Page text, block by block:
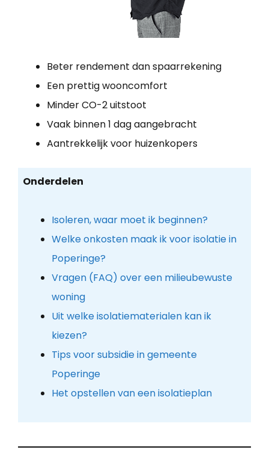
Beter rendement dan spaarrekening
Een prettig wooncomfort
Minder CO-2 uitstoot
Vaak binnen 1 dag aangebracht
Aantrekkelijk voor huizenkopers
Onderdelen
Isoleren, waar moet ik beginnen?
Welke onkosten maak ik voor isolatie in
Poperinge?
Vragen (FAQ) over een milieubewuste
woning
Uit welke isolatiematerialen kan ik
kiezen?
Tips voor subsidie in gemeente
Poperinge
Het opstellen van een isolatieplan